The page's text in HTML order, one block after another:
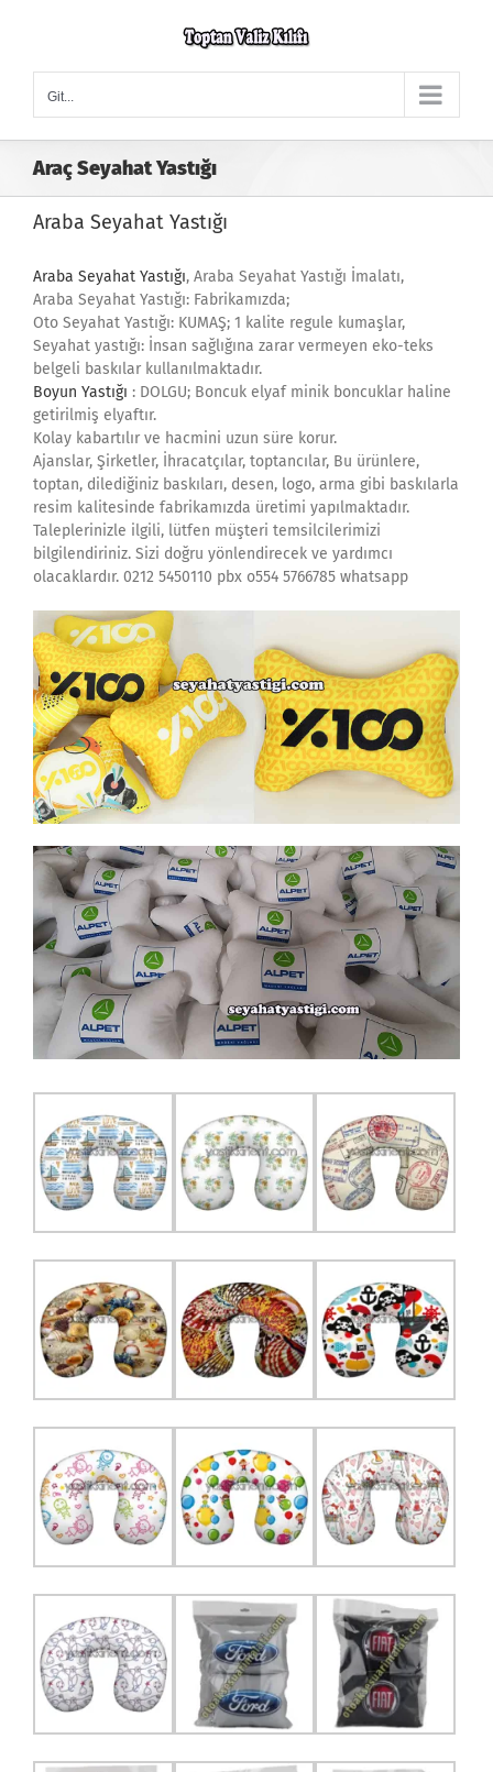
Git...
Araç Seyahat Yastığı
Araba Seyahat Yastığı
Araba Seyahat Yastığı, Araba Seyahat Yastığı İmalatı,
Araba Seyahat Yastığı: Fabrikamızda;
Oto Seyahat Yastığı: KUMAŞ; 1 kalite regule kumaşlar,
Seyahat yastığı: İnsan sağlığına zarar vermeyen eko-teks
belgeli baskılar kullanılmaktadır.
Boyun Yastığı : DOLGU; Boncuk elyaf minik boncuklar haline
getirilmiş elyaftır.
Kolay kabartılır ve hacmini uzun süre korur.
Ajanslar, Şirketler, İhracatçılar, toptancılar, Bu ürünlere,
toptan, dilediğiniz baskıları, desen, logo, arma gibi baskılarla
resim kalitesinde fabrikamızda üretimi yapılmaktadır.
Taleplerinizle ilgili, lütfen müşteri temsilcilerimizi
bilgilendiriniz. Sizi doğru yönlendirecek ve yardımcı
olacaklardır. 0212 5450110 pbx o554 5766785 whatsapp